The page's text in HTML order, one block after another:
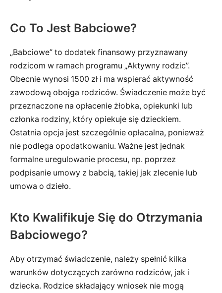
Co To Jest Babciowe?
„Babciowe” to dodatek finansowy przyznawany
rodzicom w ramach programu „Aktywny rodzic”.
Obecnie wynosi 1500 zł i ma wspierać aktywność
zawodową obojga rodziców. Świadczenie może być
przeznaczone na opłacenie żłobka, opiekunki lub
członka rodziny, który opiekuje się dzieckiem.
Ostatnia opcja jest szczególnie opłacalna, ponieważ
nie podlega opodatkowaniu. Ważne jest jednak
formalne uregulowanie procesu, np. poprzez
podpisanie umowy z babcią, takiej jak zlecenie lub
umowa o dzieło.
Kto Kwalifikuje Się do Otrzymania
Babciowego?
Aby otrzymać świadczenie, należy spełnić kilka
warunków dotyczących zarówno rodziców, jak i
dziecka. Rodzice składający wniosek nie mogą